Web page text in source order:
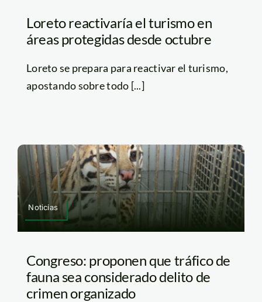
Loreto reactivaría el turismo en
áreas protegidas desde octubre
Loreto se prepara para reactivar el turismo,
apostando sobre todo [...]
Noticias
Congreso: proponen que tráfico de
fauna sea considerado delito de
crimen organizado